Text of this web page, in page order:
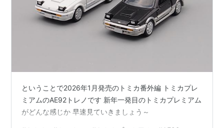
ということで2026年1月発売のトミカ番外編 トミカプレ
ミアムのAE92トレノです 新年一発目のトミカプレミアム
がどんな感じか 早速見ていきましょう～